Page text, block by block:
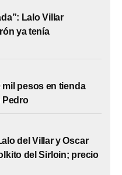
Lalo Villar
ya tenía
mil pesos en tienda
Pedro
del Villar y Oscar
del Sirloin; precio